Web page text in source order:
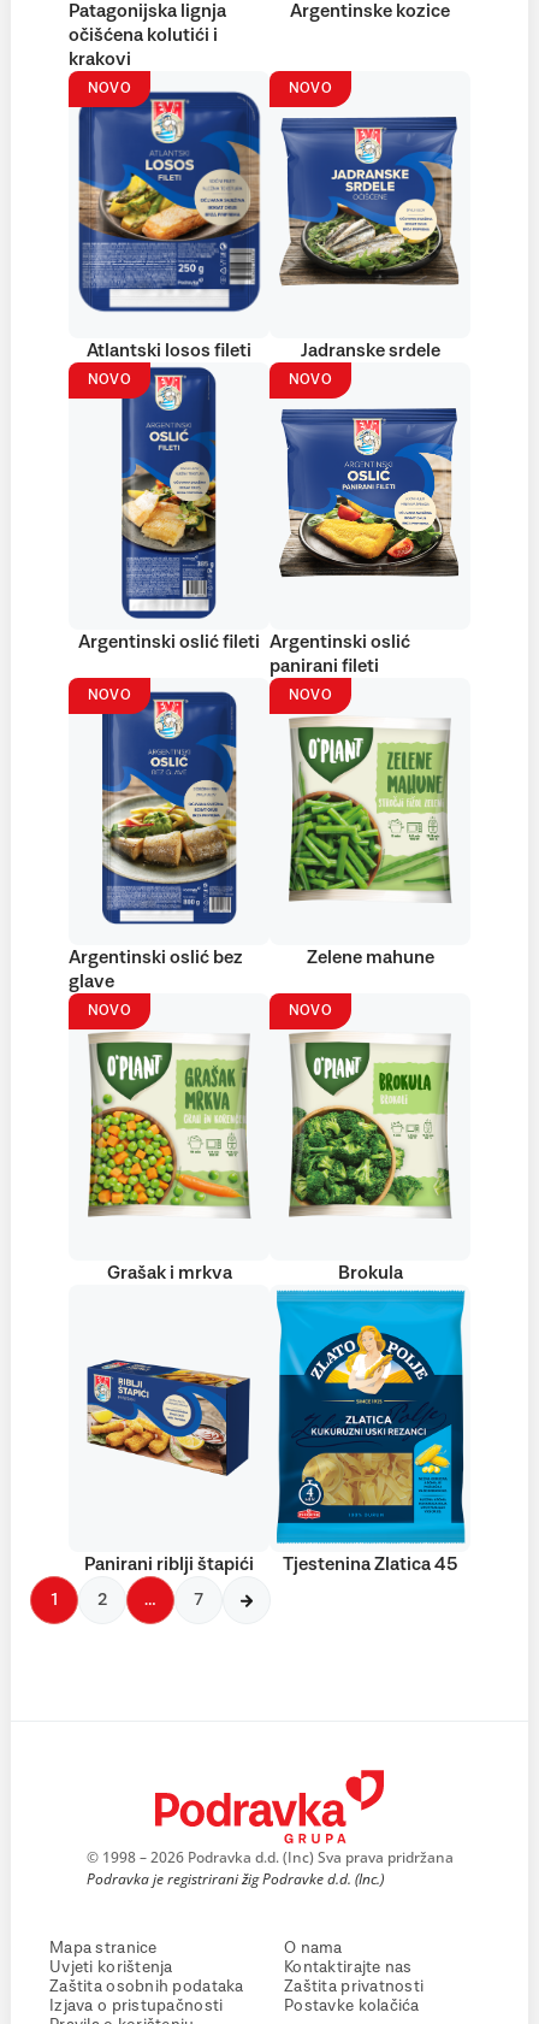
Patagonijska lignja
očišćena kolutići i
krakovi
Argentinske kozice
NOVO
Atlantski losos fileti
NOVO
Jadranske srdele
NOVO
Argentinski oslić fileti
NOVO
Argentinski oslić
panirani fileti
NOVO
Argentinski oslić bez
glave
NOVO
Zelene mahune
NOVO
Grašak i mrkva
NOVO
Brokula
Panirani riblji štapići Tjestenina Zlatica 45
1 2 … 7
© 1998 – 2026 Podravka d.d. (Inc) Sva prava pridržana
Podravka je registrirani žig Podravke d.d. (Inc.)
Mapa stranice
Uvjeti korištenja
Zaštita osobnih podataka
Izjava o pristupačnosti
O nama
Kontaktirajte nas
Zaštita privatnosti
Postavke kolačića